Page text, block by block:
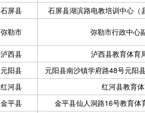
石屏县 石屏县湖滨路电教培训中心（
弥勒市 弥勒市行政中心
泸西县 泸西县教育体育
元阳县 元阳县南沙镇学府路48号元阳
红河县 红河县教育
金平县 金平县仙人洞路16号教育体